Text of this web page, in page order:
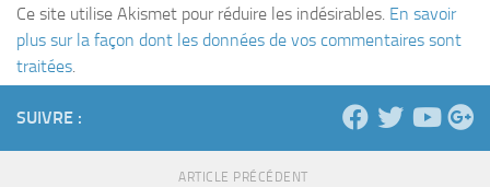
Ce site utilise Akismet pour réduire les indésirables. En savoir
plus sur la façon dont les données de vos commentaires sont
traitées.
SUIVRE :
ARTICLE PRÉCÉDENT